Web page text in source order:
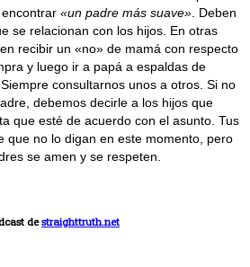
«un padre más suave» . Deben
se relacionan con los hijos. En otras
recibir un «no» de mamá con respecto
y luego ir a papá a espaldas de
consultarnos unos a otros. Si no
debemos decirle a los hijos que
que esté de acuerdo con el asunto. Tus
que no lo digan en este momento, pero
se amen y se respeten.
destraighttruth.net